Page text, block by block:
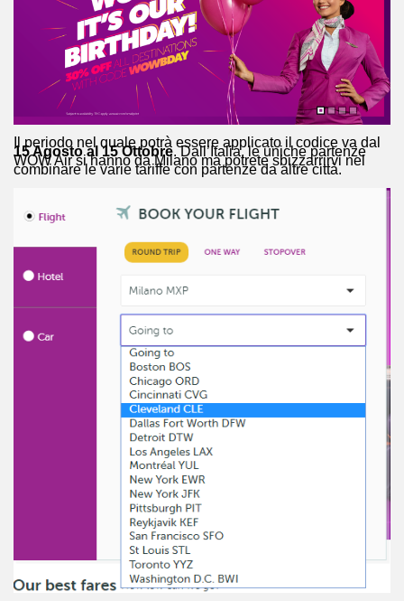
Il periodo nel quale potrà essere applicato il codice va dal
15 Agosto al 15 Ottobre. Dall’Italia, le uniche partenze
WOW Air si hanno da Milano ma potrete sbizzarrirvi nel
combinare le varie tariffe con partenze da altre città.